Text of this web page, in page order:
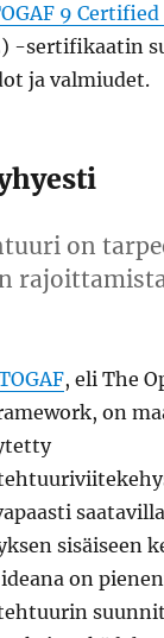
9
-sertifikaatin
ja valmiudet.
on
, eli The
on
sisäiseen
on